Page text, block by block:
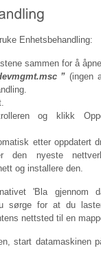
Enhetsbehandling:
sammen for å
” (ingen
og klikk
etter oppdatert
nyeste
og installere den.
'Bla gjennom
sørge for at du
nettsted til en
start datamaskinen